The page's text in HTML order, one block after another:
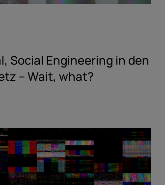
Social Engineering in den
– Wait, what?